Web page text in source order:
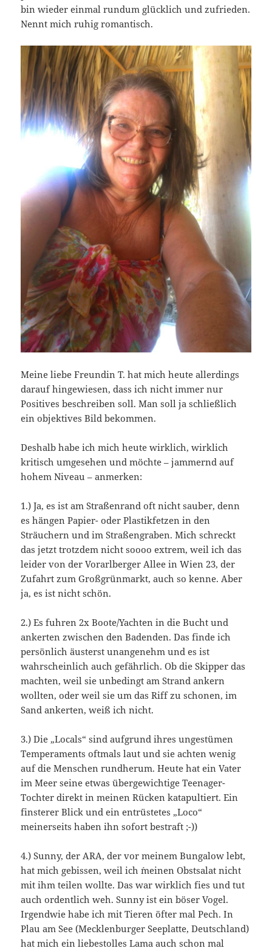
bin wieder einmal rundum glücklich und zufrieden.
Nennt mich ruhig romantisch.
Meine liebe Freundin T. hat mich heute allerdings
darauf hingewiesen, dass ich nicht immer nur
Positives beschreiben soll. Man soll ja schließlich
ein objektives Bild bekommen.
Deshalb habe ich mich heute wirklich, wirklich
kritisch umgesehen und möchte – jammernd auf
hohem Niveau – anmerken:
1.) Ja, es ist am Straßenrand oft nicht sauber, denn
es hängen Papier- oder Plastikfetzen in den
Sträuchern und im Straßengraben. Mich schreckt
das jetzt trotzdem nicht soooo extrem, weil ich das
leider von der Vorarlberger Allee in Wien 23, der
Zufahrt zum Großgrünmarkt, auch so kenne. Aber
ja, es ist nicht schön.
2.) Es fuhren 2x Boote/Yachten in die Bucht und
ankerten zwischen den Badenden. Das finde ich
persönlich äusterst unangenehm und es ist
wahrscheinlich auch gefährlich. Ob die Skipper das
machten, weil sie unbedingt am Strand ankern
wollten, oder weil sie um das Riff zu schonen, im
Sand ankerten, weiß ich nicht.
3.) Die „Locals“ sind aufgrund ihres ungestümen
Temperaments oftmals laut und sie achten wenig
auf die Menschen rundherum. Heute hat ein Vater
im Meer seine etwas übergewichtige Teenager-
Tochter direkt in meinen Rücken katapultiert. Ein
finsterer Blick und ein entrüstetes „Loco“
meinerseits haben ihn sofort bestraft ;-))
4.) Sunny, der ARA, der vor meinem Bungalow lebt,
hat mich gebissen, weil ich ´meinen Obstsalat nicht
mit ihm teilen wollte. Das war wirklich fies und tut
auch ordentlich weh. Sunny ist ein böser Vogel.
Irgendwie habe ich mit Tieren öfter mal Pech. In
Plau am See (Mecklenburger Seeplatte, Deutschland)
hat mich ein liebestolles Lama auch schon mal